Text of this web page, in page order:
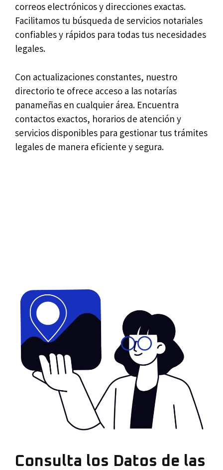
correos electrónicos y direcciones exactas.
Facilitamos tu búsqueda de servicios notariales
confiables y rápidos para todas tus necesidades
legales.
Con actualizaciones constantes, nuestro
directorio te ofrece acceso a las notarías
panameñas en cualquier área. Encuentra
contactos exactos, horarios de atención y
servicios disponibles para gestionar tus trámites
legales de manera eficiente y segura.
Consulta los Datos de las